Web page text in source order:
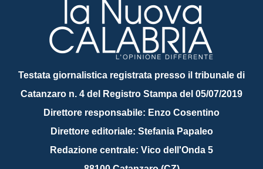
Testata giornalistica registrata presso il tribunale di
Catanzaro n. 4 del Registro Stampa del 05/07/2019
Direttore responsabile: Enzo Cosentino
Direttore editoriale: Stefania Papaleo
Redazione centrale: Vico dell'Onda 5